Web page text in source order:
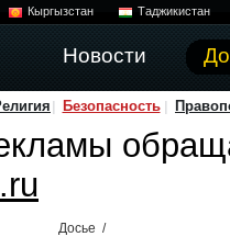
Кыргызстан Таджикистан
Новости
Безопасность
Досье /